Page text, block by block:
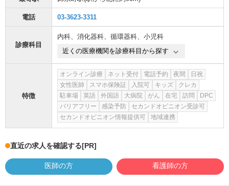
電話 03-3623-3311
診療科目
内科、 消化器科、 循環器科、 小児科
近くの医療機関を診療科目から探す
特徴
オンライン診療 ネット受付 電話予約 夜間
日祝
女性医師
スマホ保険証 入院可 キッズ
クレカ
駐車場
英語 外国語 大病院 がん 在宅 訪問
DPC
バリアフリー
感染予防
セカンドオピニオン受診可
セカンドオピニオン情報提供可
地域連携
直近の求人を確認する[PR]
医師の方 看護師の方